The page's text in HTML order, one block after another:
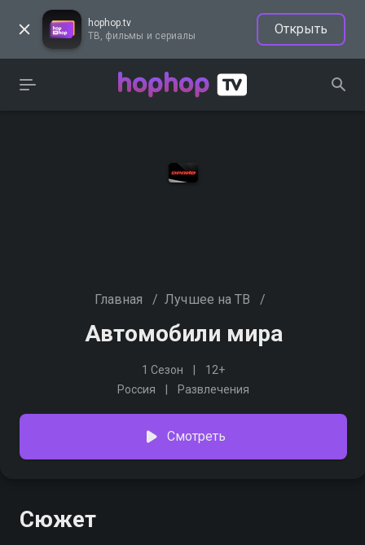
hophop.tv
ТВ, фильмы и сериалы
Открыть
Главная / Лучшее на ТВ /
Автомобили мира
1 Сезон
12+
Россия
Развлечения
Смотреть
Сюжет